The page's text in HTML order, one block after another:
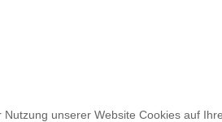
unserer Website Cookies auf